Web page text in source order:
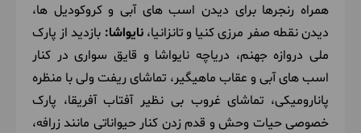
همراه رنجرها برای دیدن اسب های آبی و کروکودیل ها،
دیدن نقطه صفر مرزی کنیا و تانزانیا،نایواشا: بازدید از پارک
ملی دروازه جهنم، دریاچه نایواشا و قایق سواری در کنار
اسب های آبی و عقاب ماهیگیر، تماشای ریفت ولی با منظره
پانارومیکی، تماشای غروب بی نظیر آفتاب آفریقا، پارک
خصوصی حیات وحش و قدم زدن کنار حیواناتی مانند زرافه،